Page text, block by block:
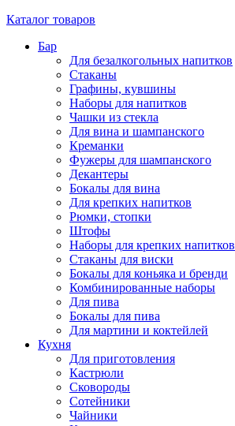
Каталог товаров
Бар
Для безалкогольных напитков
Стаканы
Графины, кувшины
Наборы для напитков
Чашки из стекла
Для вина и шампанского
Креманки
Фужеры для шампанского
Декантеры
Бокалы для вина
Для крепких напитков
Рюмки, стопки
Штофы
Наборы для крепких напитков
Стаканы для виски
Бокалы для коньяка и бренди
Комбинированные наборы
Для пива
Бокалы для пива
Для мартини и коктейлей
Кухня
Для приготовления
Кастрюли
Сковороды
Сотейники
Чайники